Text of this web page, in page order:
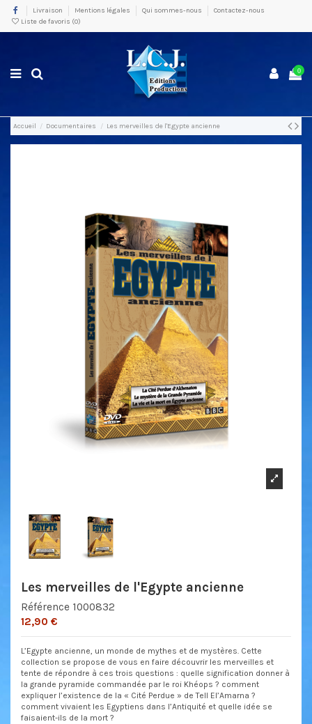
Livraison Mentions légales Qui sommes-nous
Contactez-nous
Liste de favoris (0)
0
Accueil Documentaires Les merveilles de l'Egypte ancienne
Les merveilles de l'Egypte ancienne
Référence 1000832
12,90 €
L’Egypte ancienne, un monde de mythes et de mystères. Cette
collection se propose de vous en faire découvrir les merveilles et
tente de répondre à ces trois questions : quelle signification donner à
la grande pyramide commandée par le roi Khéops ? comment
expliquer l’existence de la « Cité Perdue » de Tell El’Amarna ?
comment vivaient les Egyptiens dans l’Antiquité et quelle idée se
faisaient-ils de la mort ?